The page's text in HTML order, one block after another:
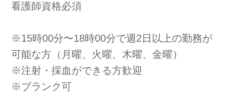
会社概要
お知らせ 採用担当者様へ サイトマップ
看護師資格必須
※15時00分〜18時00分で週2日以上の勤務が
可能な方（月曜、火曜、木曜、金曜）
※注射・採血ができる方歓迎
※ブランク可